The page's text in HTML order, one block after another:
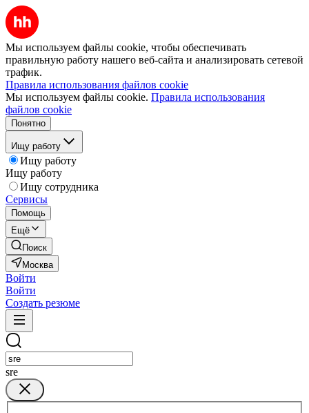
Мы используем файлы cookie, чтобы обеспечивать
правильную работу нашего веб-сайта и анализировать сетевой
трафик.
Правила использования файлов cookie
Мы используем файлы cookie. Правила использования
файлов cookie
Понятно
Ищу работу
Ищу работу
Ищу работу
Ищу сотрудника
Сервисы
Помощь
Ещё
Поиск
Москва
Войти
Войти
Создать резюме
sre